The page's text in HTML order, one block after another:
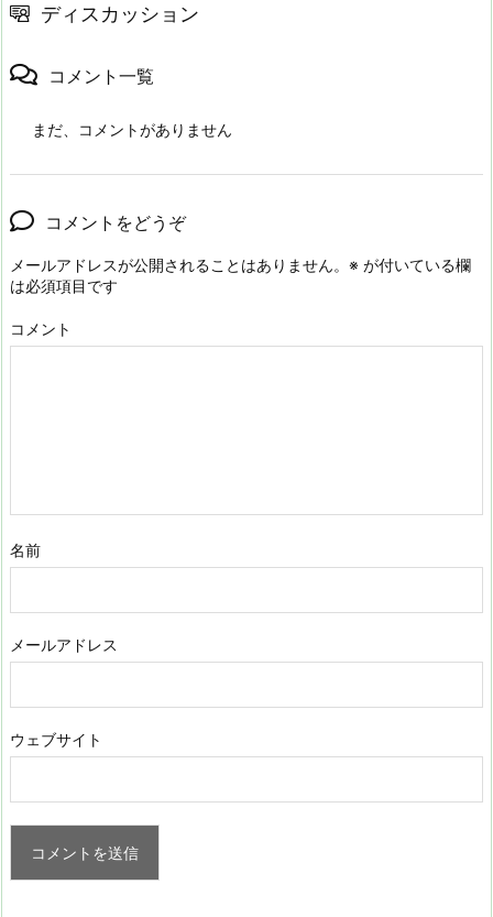
ディスカッション
コメント一覧
まだ、コメントがありません
コメントをどうぞ
メールアドレスが公開されることはありません。 ※ が付いている欄
は必須項目です
コメント
名前
メールアドレス
ウェブサイト